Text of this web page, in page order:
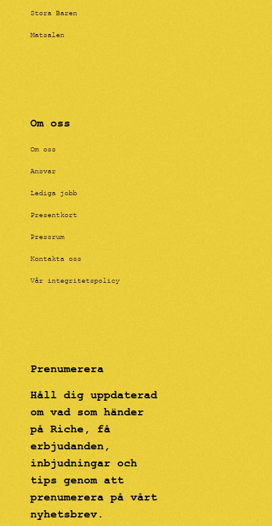
Stora Baren
Matsalen
Om oss
Om oss
Ansvar
Lediga jobb
Presentkort
Pressrum
Kontakta oss
Vår integritetspolicy
Prenumerera
Håll dig uppdaterad
om vad som händer
på Riche, få
erbjudanden,
inbjudningar och
tips genom att
prenumerera på vårt
nyhetsbrev.